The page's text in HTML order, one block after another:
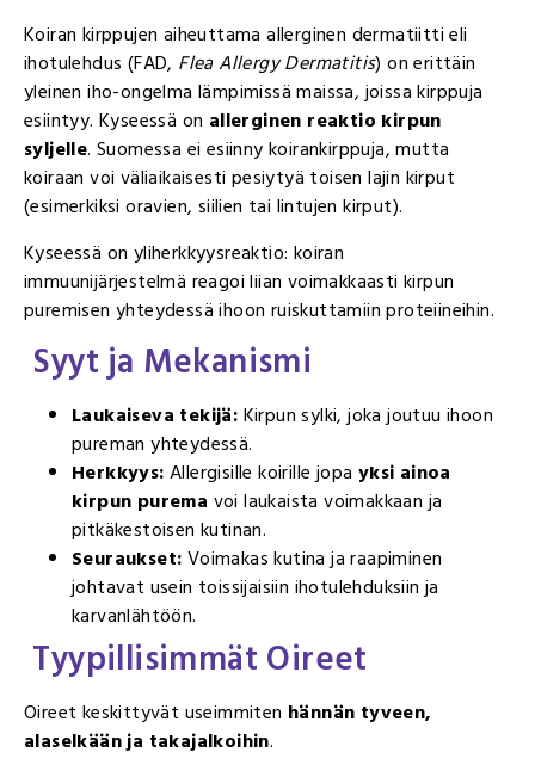
Koiran kirppujen aiheuttama allerginen dermatiitti eli
ihotulehdus (FAD, Flea Allergy Dermatitis) on erittäin
yleinen iho-ongelma lämpimissä maissa, joissa kirppuja
esiintyy. Kyseessä on allerginen reaktio kirpun
syljelle. Suomessa ei esiinny koirankirppuja, mutta
koiraan voi väliaikaisesti pesiytyä toisen lajin kirput
(esimerkiksi oravien, siilien tai lintujen kirput).
Kyseessä on yliherkkyysreaktio: koiran
immuunijärjestelmä reagoi liian voimakkaasti kirpun
puremisen yhteydessä ihoon ruiskuttamiin proteiineihin.
Syyt ja Mekanismi
Laukaiseva tekijä:Kirpun sylki, joka joutuu ihoon
pureman yhteydessä.
Herkkyys:Allergisille koirille jopa yksi ainoa
kirpun purema voi laukaista voimakkaan ja
pitkäkestoisen kutinan.
Seuraukset:Voimakas kutina ja raapiminen
johtavat usein toissijaisiin ihotulehduksiin ja
karvanlähtöön.
Tyypillisimmät Oireet
Oireet keskittyvät useimmiten hännän tyveen,
alaselkään ja takajalkoihin.